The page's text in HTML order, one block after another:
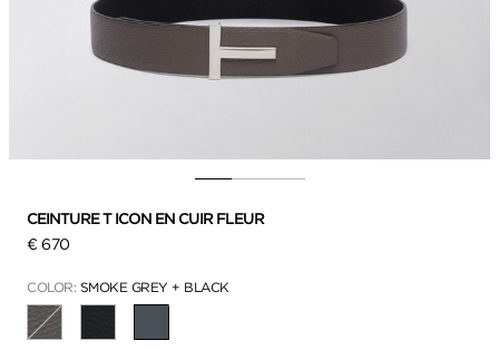
CEINTURE T ICON EN CUIR FLEUR
€ 670
COLOR: SMOKE GREY + BLACK